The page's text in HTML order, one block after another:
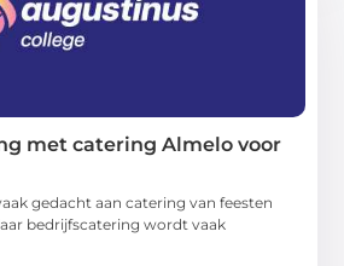
met catering Almelo voor
gedacht aan catering van feesten
bedrijfscatering wordt vaak